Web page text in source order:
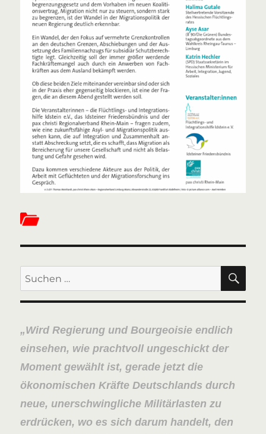
Suchen
nach:
Wird Regierung und Bourgeoisie endlich
einsehen, wie prachtvoll ungeschickt der
Moment gewählt ist, gerade jetzt die
ökonomischen Kräfte Deutschlands durch
neue, unerschwingliche Militärlasten zu
erdrücken, wo es sich darum handelt, den